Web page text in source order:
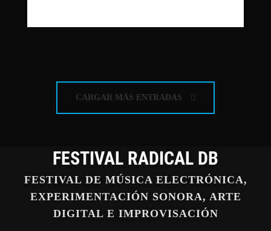
CARGAR MÁS ENTRADAS
FESTIVAL RADICAL DB
FESTIVAL DE MÚSICA ELECTRÓNICA,
EXPERIMENTACIÓN SONORA, ARTE
DIGITAL E IMPROVISACIÓN